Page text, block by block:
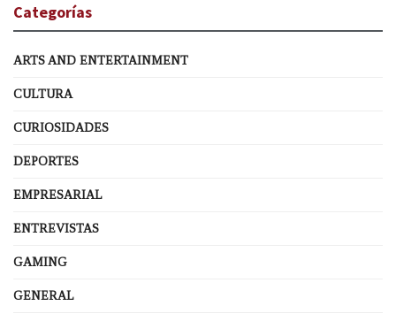
Categorías
ARTS AND ENTERTAINMENT
CULTURA
CURIOSIDADES
DEPORTES
EMPRESARIAL
ENTREVISTAS
GAMING
GENERAL